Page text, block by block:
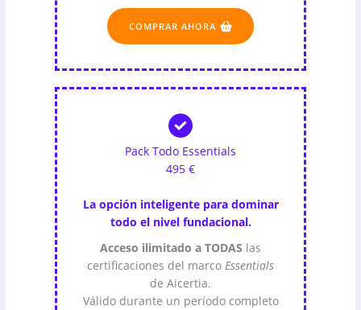
COMPRAR AHORA
Pack Todo Essentials
495 €
La opción inteligente para dominar
todo el nivel fundacional.
Acceso ilimitado a TODAS las
certificaciones del marco Essentials
de Aicertia.
Válido durante un período completo